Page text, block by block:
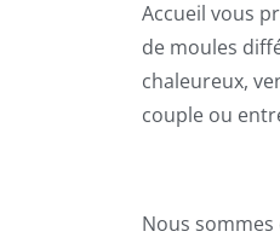
Accueil vous
de moules
chaleureux,
couple ou
Nous